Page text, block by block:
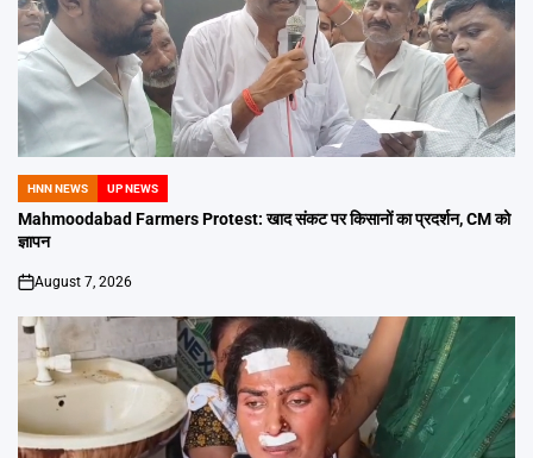
POSTED
IN
HNN NEWS UP NEWS
Mahmoodabad Farmers Protest: खाद संकट पर किसानों का प्रदर्शन, CM को
ज्ञापन
on
August 7, 2026